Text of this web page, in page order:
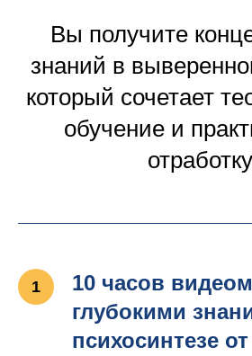
Вы получите
знаний в
который сочетает
обучение и
10 часов
глубокими
психосинтезе